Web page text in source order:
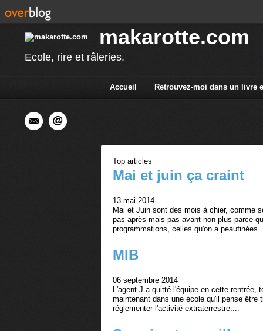
makarotte.com
Ecole, rire et râleries.
Accueil Retrouvez-moi dans un livre
Top articles
Mai et juin ça craint
13 mai 2014
Mai et Juin sont des mois à chier, comme
pas après mais pas avant non plus parce
programmations, celles qu'on a
MIB
06 septembre 2014
L'agent J a quitté l'équipe en cette
maintenant dans une école qu'il pense être
réglementer l'activité extraterrestre....